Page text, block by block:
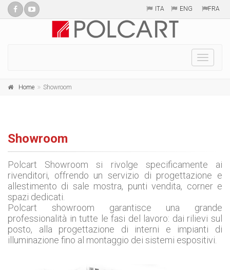
ITA ENG FRA
Toggle
Home Showroom
Showroom
Polcart Showroom si rivolge specificamente ai
rivenditori, offrendo un servizio di progettazione e
allestimento di sale mostra, punti vendita, corner e
spazi dedicati.
Polcart showroom garantisce una grande
professionalità in tutte le fasi del lavoro: dai rilievi sul
posto, alla progettazione di interni e impianti di
illuminazione fino al montaggio dei sistemi espositivi.